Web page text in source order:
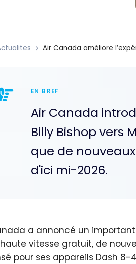
Air Canada améliore
EN BREF
Air Canada
Billy Bishop vers
que de
d'ici mi-2026.
a annoncé un
vitesse gratuit, de
pour ses appareils Dash